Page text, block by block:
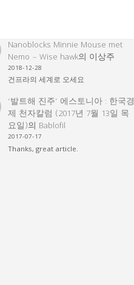
Nanoblocks Minnie Mouse met
Nemo – Wise hawk의 이상주
2018-12-28
건프라의 세계로 오세요
‘발트해 진주’ 에스토니아 : 한국경
제 천자칼럼 (2017년 7월 13일 목
요일)의 Bablofil
2017-07-17
Thanks, great article.